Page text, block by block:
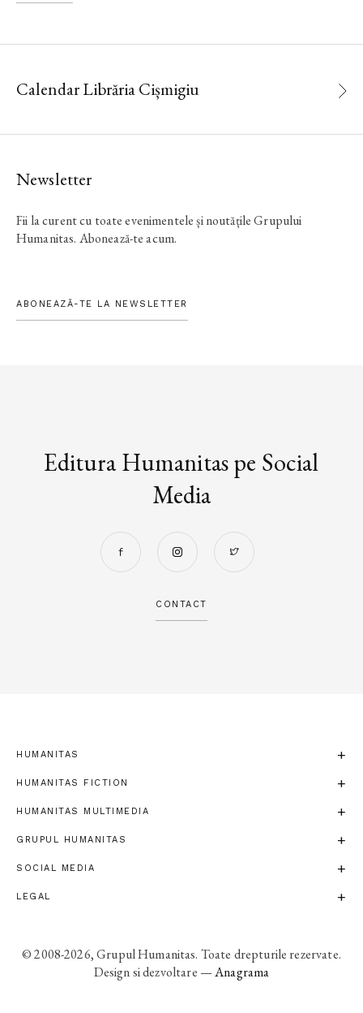
Calendar Librăria Cișmigiu
Newsletter
Fii la curent cu toate evenimentele și noutățile Grupului
Humanitas. Abonează-te acum.
ABONEAZĂ-TE LA NEWSLETTER
Editura Humanitas pe Social
Media
CONTACT
HUMANITAS
HUMANITAS FICTION
HUMANITAS MULTIMEDIA
GRUPUL HUMANITAS
SOCIAL MEDIA
LEGAL
© 2008-2026, Grupul Humanitas. Toate drepturile rezervate.
Design si dezvoltare —Anagrama